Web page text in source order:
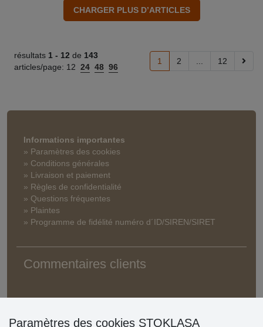
résultats 1 - 12 de 143
articles/page: 12 24 48 96
1 2 12
Informations importantes
» Paramètres des cookies
» Conditions générales
» Livraison et paiement
» Règles de confidentialité
» Questions fréquentes
» Plaintes
» Programme de fidélité numéro d´ID/SIREN/SIRET
Commentaires clients
Paramètres des cookies STOKLASA